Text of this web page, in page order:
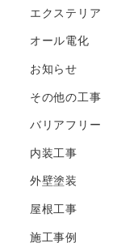
エクステリア
オール電化
お知らせ
その他の工事
バリアフリー
内装工事
外壁塗装
屋根工事
施工事例